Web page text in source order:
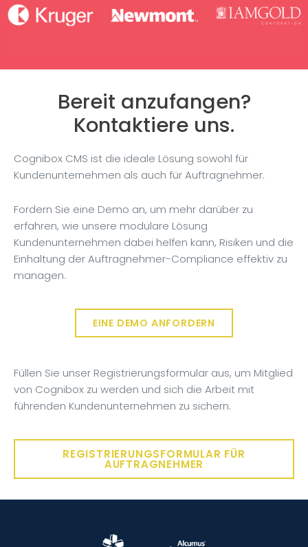
Bereit anzufangen?
Kontaktiere uns.
Cognibox CMS ist die ideale Lösung sowohl für
Kundenunternehmen als auch für Auftragnehmer.
Fordern Sie eine Demo an, um mehr darüber zu
erfahren, wie unsere modulare Lösung
Kundenunternehmen dabei helfen kann, Risiken und die
Einhaltung der Auftragnehmer-Compliance effektiv zu
managen.
EINE DEMO ANFORDERN
Füllen Sie unser Registrierungsformular aus, um Mitglied
von Cognibox zu werden und sich die Arbeit mit
führenden Kundenunternehmen zu sichern.
REGISTRIERUNGSFORMULAR FÜR
AUFTRAGNEHMER